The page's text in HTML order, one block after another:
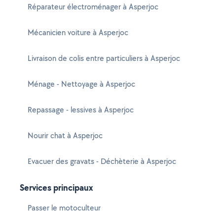
Réparateur électroménager à Asperjoc
Mécanicien voiture à Asperjoc
Livraison de colis entre particuliers à Asperjoc
Ménage - Nettoyage à Asperjoc
Repassage - lessives à Asperjoc
Nourir chat à Asperjoc
Evacuer des gravats - Déchèterie à Asperjoc
Services principaux
Passer le motoculteur